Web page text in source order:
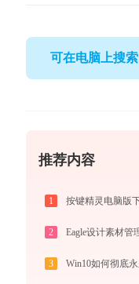
可在电脑上搜
推荐内容
1
2
3